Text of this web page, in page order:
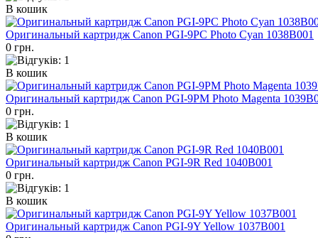
В кошик
Оригинальный картридж Canon PGI-9PC Photo Cyan 1038B001
0 грн.
В кошик
Оригинальный картридж Canon PGI-9PM Photo Magenta
0 грн.
В кошик
Оригинальный картридж Canon PGI-9R Red 1040B001
0 грн.
В кошик
Оригинальный картридж Canon PGI-9Y Yellow 1037B001